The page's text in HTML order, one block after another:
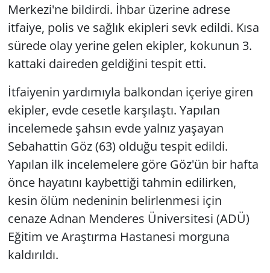
Merkezi'ne bildirdi. İhbar üzerine adrese
itfaiye, polis ve sağlık ekipleri sevk edildi. Kısa
sürede olay yerine gelen ekipler, kokunun 3.
kattaki daireden geldiğini tespit etti.
İtfaiyenin yardımıyla balkondan içeriye giren
ekipler, evde cesetle karşılaştı. Yapılan
incelemede şahsın evde yalnız yaşayan
Sebahattin Göz (63) olduğu tespit edildi.
Yapılan ilk incelemelere göre Göz'ün bir hafta
önce hayatını kaybettiği tahmin edilirken,
kesin ölüm nedeninin belirlenmesi için
cenaze Adnan Menderes Üniversitesi (ADÜ)
Eğitim ve Araştırma Hastanesi morguna
kaldırıldı.